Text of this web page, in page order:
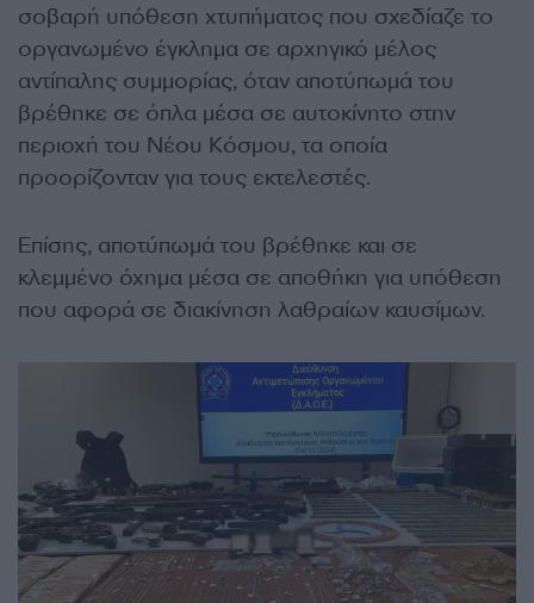
σοβαρή υπόθεση χτυπήματος που σχεδίαζε το
οργανωμένο έγκλημα σε αρχηγικό μέλος
αντίπαλης συμμορίας, όταν αποτύπωμά του
βρέθηκε σε όπλα μέσα σε αυτοκίνητο στην
περιοχή του Νέου Κόσμου, τα οποία
προορίζονταν για τους εκτελεστές.
Επίσης, αποτύπωμά του βρέθηκε και σε
κλεμμένο όχημα μέσα σε αποθήκη για υπόθεση
που αφορά σε διακίνηση λαθραίων καυσίμων.